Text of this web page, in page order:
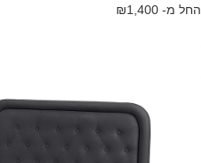
מ- ₪1,400